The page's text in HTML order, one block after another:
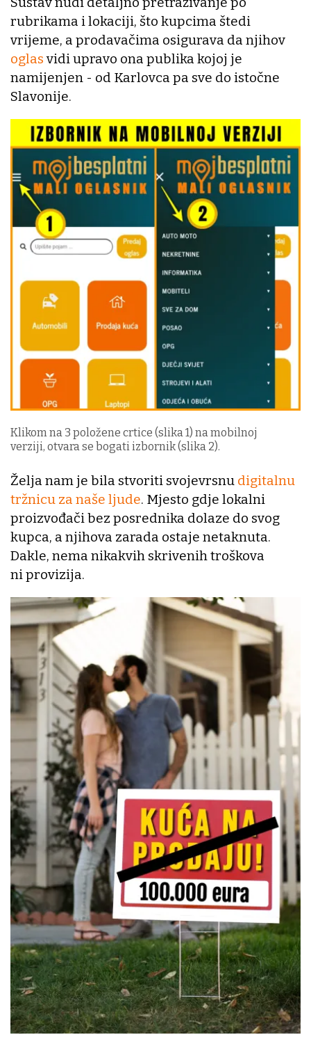
rubrikama i lokaciji, što kupcima štedi
vrijeme, a prodavačima osigurava da njihov
oglasvidi upravo ona publika kojoj je
namijenjen - od Karlovca pa sve do istočne
Slavonije.
Klikom na 3 položene crtice (slika 1) na mobilnoj
verziji, otvara se bogati izbornik (slika 2).
Želja nam je bila stvoriti svojevrsnu digitalnu
tržnicu za naše ljude. Mjesto gdje lokalni
proizvođači bez posrednika dolaze do svog
kupca, a njihova zarada ostaje netaknuta.
Dakle, nema nikakvih skrivenih troškova
ni provizija.